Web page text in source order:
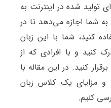
تولید شده در اینترنت به
شما اجازه می‌دهد تا در
کنید، شما با این زبان
کنید و با افرادی که از
کنید. در این مقاله با
و مزایای یک کلاس زبان
کنیم.